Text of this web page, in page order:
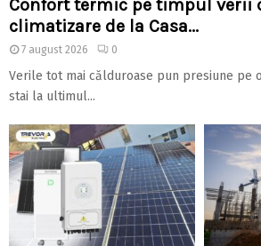
Confort termic pe timpul verii
climatizare de la Casa...
7 august 2026 0
Verile tot mai călduroase pun presiune pe
stai la ultimul...